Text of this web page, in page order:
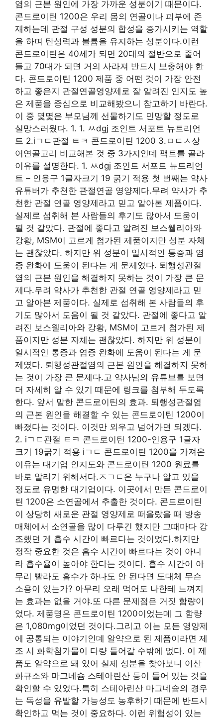
염의 근본 원인에 가장 가까운 성분이기 때문이다.
콘드로이틴 1200은 우리 몸의 연골이나 피부에 존
재하는데 관절 구성 성분의 합성을 증가시키는 역할
을 하며 탄성력과 볼륨을 유지하는 성분이다.이런
콘드로이틴은 40세가 되면 20대의 절반으로 줄어
들고 70대가 되면 거의 사라져 반드시 보충해야 한
다. 콘드로이틴 1200 제품 중 어떤 것이 가장 안전
하고 좋은지 관절연골영양제로 잘 알려진 인지도 높
은 제품을 중심으로 비교해봤으니 참고하기 바란다.
이 중 몇몇은 부모님께 선물하기도 민망할 정도로
실망스러웠다. 1. 1. ㅆdgj 조인트 서포트 뉴트리언
트 2.iㄱㄷ관절 ㅌㅋ 콘드로이틴 1200 3.ㅁㄷㅅ상
어연골고리 비교해본 것 중 3가지인데 팩트를 골라
이유를 설명한다. 1. ㅆdgj 조인트 서포트 뉴트리언
트 – 인용구 1글자크기 19 굵기 적용 첫 번째는 약사
유튜버가 추천한 관절연골 영양제다.무려 약사가 추
천한 관절 연골 영양제라고 믿고 알아본 제품이다.
실제로 섭취해 본 사람들의 후기도 많아서 도움이
될 것 같았다. 관절에 좋다고 알려진 보스웰리아와
강황, MSM이 고르게 첨가된 제품이지만 성분 자체
는 괜찮았다. 하지만 위 성분이 일시적인 통증과 염
증 완화에 도움이 된다는 게 문제였다. 퇴행성관절
염의 근본 원인을 해결하지 못하는 것이 가장 큰 문
제다.무려 약사가 추천한 관절 연골 영양제라고 믿
고 알아본 제품이다. 실제로 섭취해 본 사람들의 후
기도 많아서 도움이 될 것 같았다. 관절에 좋다고 알
려진 보스웰리아와 강황, MSM이 고르게 첨가된 제
품이지만 성분 자체는 괜찮았다. 하지만 위 성분이
일시적인 통증과 염증 완화에 도움이 된다는 게 문
제였다. 퇴행성관절염의 근본 원인을 해결하지 못하
는 것이 가장 큰 문제다.고 약사님의 유튜브를 보면
더 자세히 알 수 있기 때문에 링크를 첨부해 두도록
한다. 앞서 말한 콘드로이틴의 효과. 퇴행성관절염
의 근본 원인을 해결할 수 있는 콘드로이틴 1200이
빠졌다는 것이다. 이것만 외우고 넘어가면 되겠다.
2. iㄱㄷ관절 ㅌㅋ 콘드로이틴 1200-인용구 1글자
크기 19굵기 적용 iㄱㄷ 콘드로이틴 1200을 가져온
이유는 대기업 인지도와 콘드로이틴 1200 원료를
바로 알리기 위해서다.ㅈㄱㄷ은 누구나 알고 있을
정도로 유명한 대기업이다. 이곳에서 만든 콘드로이
틴 1200은 소연골에서 추출한 것이다. 콘드로이틴
이 상당히 새로운 관절 영양제로 떠올랐을 때 방송
매체에서 소연골을 많이 다루긴 했지만 그때마다 강
조했던 게 흡수 시간이 빠르다는 것이었다.하지만
정작 중요한 것은 흡수 시간이 빠르다는 것이 아니
라 흡수율이 높아야 한다는 것이다. 흡수 시간이 아
무리 빨라도 흡수가 하나도 안 된다면 도대체 무슨
소용이 있는가? 아무리 오래 먹어도 나한테 느껴지
는 효과는 없을 거야.또 다른 문제점은 거짓 함량이
었다. 제품명은 콘드로이틴 1200이었는데 그 함량
은 1,080mg이었던 것이다.그리고 이는 모든 영양제
에 공통되는 이야기인데 알약으로 된 제품이라면 제
조 시 화학첨가물이 다량 들어갈 수밖에 없다. 이 제
품도 알약으로 돼 있어 실제 성분을 찾아보니 이산
화규소와 마그네슘 스테아린산 등이 들어 있는 것을
확인할 수 있었다.특히 스테아린산 마그네슘의 경우
는 독성을 유발할 가능성도 농후하기 때문에 반드시
확인하고 먹는 것이 중요하다. 이런 위험성이 있는